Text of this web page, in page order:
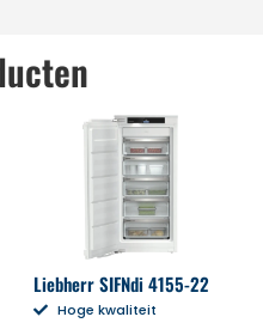
Liebherr SIFNdi 4155-22
Hoge kwaliteit